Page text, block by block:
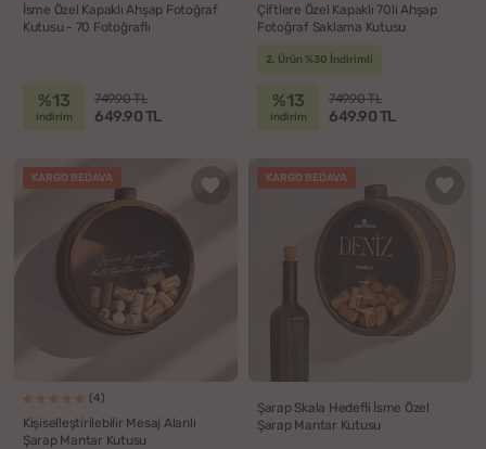
İsme Özel Kapaklı Ahşap Fotoğraf
Kutusu - 70 Fotoğraflı
%13
indirim
749.90 TL
649.90 TL
Çiftlere Özel Kapaklı 70li Ahşap
Fotoğraf Saklama Kutusu
2. Ürün %30 İndirimli
%13
indirim
749.90 TL
649.90 TL
KARGO BEDAVA
(4)
Kişiselleştirilebilir Mesaj Alanlı
Şarap Mantar Kutusu
KARGO BEDAVA
Şarap Skala Hedefli İsme Özel
Şarap Mantar Kutusu